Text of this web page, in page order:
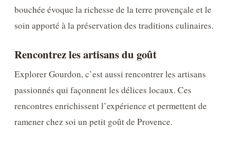
bouchée évoque la richesse de la terre provençale et le
soin apporté à la préservation des traditions culinaires.
Rencontrez les artisans du goût
Explorer Gourdon, c’est aussi rencontrer les artisans
passionnés qui façonnent les délices locaux. Ces
rencontres enrichissent l’expérience et permettent de
ramener chez soi un petit goût de Provence.